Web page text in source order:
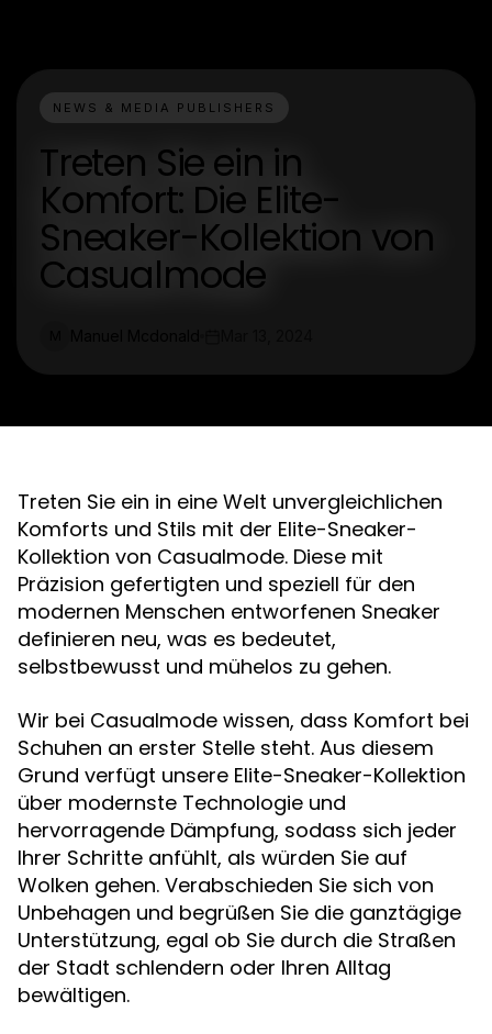
NEWS & MEDIA PUBLISHERS
Treten Sie ein in
Komfort: Die Elite-
Sneaker-Kollektion von
Casualmode
Treten Sie ein in eine Welt unvergleichlichen
Komforts und Stils mit der Elite-Sneaker-
Kollektion von Casualmode. Diese mit
Präzision gefertigten und speziell für den
modernen Menschen entworfenen Sneaker
definieren neu, was es bedeutet,
selbstbewusst und mühelos zu gehen.
Wir bei Casualmode wissen, dass Komfort bei
Schuhen an erster Stelle steht. Aus diesem
Grund verfügt unsere Elite-Sneaker-Kollektion
über modernste Technologie und
hervorragende Dämpfung, sodass sich jeder
Ihrer Schritte anfühlt, als würden Sie auf
Wolken gehen. Verabschieden Sie sich von
Unbehagen und begrüßen Sie die ganztägige
Unterstützung, egal ob Sie durch die Straßen
der Stadt schlendern oder Ihren Alltag
bewältigen.